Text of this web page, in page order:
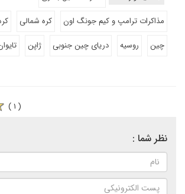
مذاکرات ترامپ و کیم جونگ اون
کره شمالی
چین
روسیه دریای چین جنوبی ژاپن
( ۱ )
نظر شما :